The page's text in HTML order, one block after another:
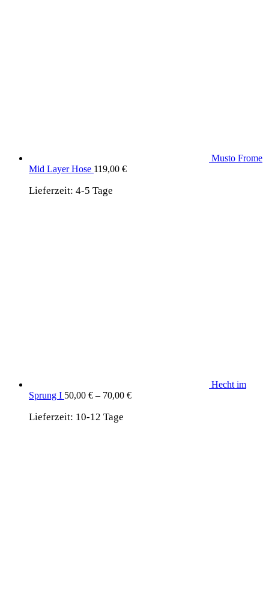
Musto Frome
Mid Layer Hose 119,00 €
Lieferzeit: 4-5 Tage
Hecht im
Sprung I 50,00 € – 70,00 €
Lieferzeit: 10-12 Tage